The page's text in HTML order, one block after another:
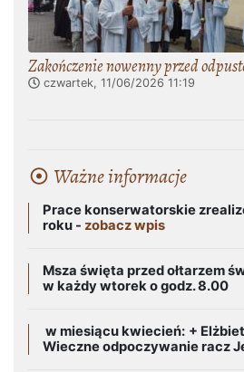
Zakończenie nowenny przed
czwartek, 11/06/2026 11:19
Ważne informacje
Prace konserwatorskie
roku - zobacz wpis
Msza święta przed ołtarzem
w każdy wtorek o godz. 8.00
w miesiącu kwiecień: +
Wieczne odpoczywanie racz